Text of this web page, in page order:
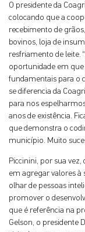
O presidente da
colocando que a
recebimento de
bovinos, loja de
resfriamento de leite.
oportunidade em
fundamentais para o
se diferencia da
para nos
anos de existência.
que demonstra o
município. Muito
Piccinini, por sua
em agregar valores à
olhar de pessoas
promover o
que é referência na
Gelson, o presidente